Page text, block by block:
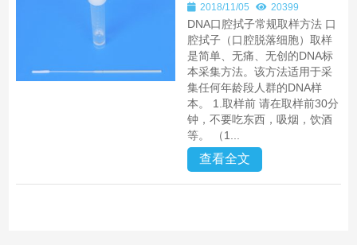
2018/11/05 20399
DNA口腔拭子常规取样方法 口
腔拭子（口腔脱落细胞）取样
是简单、无痛、无创的DNA标
本采集方法。该方法适用于采
集任何年龄段人群的DNA样
本。 1.取样前 请在取样前30分
钟，不要吃东西，吸烟，饮酒
等。 （1...
查看全文